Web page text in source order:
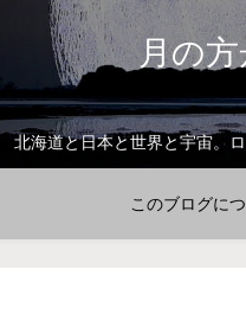
月の
北海道と日本と世界と宇宙。
このブログに